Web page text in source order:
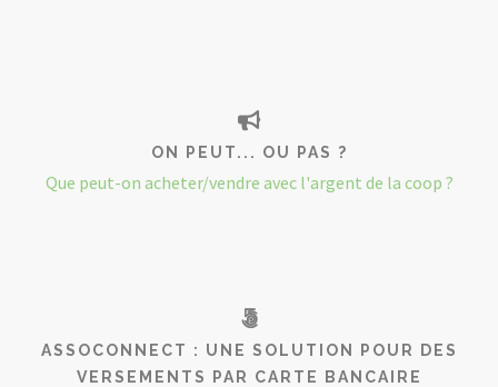
ON PEUT... OU PAS ?
Que peut-on acheter/vendre avec l'argent de la coop ?
ASSOCONNECT : UNE SOLUTION POUR DES
VERSEMENTS PAR CARTE BANCAIRE